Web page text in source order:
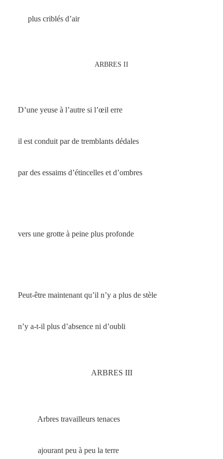
plus criblés d’air
ARBRES II
D’une yeuse à l’autre si l’œil erre
il est conduit par de tremblants dédales
par des essaims d’étincelles et d’ombres
vers une grotte à peine plus profonde
Peut-être maintenant qu’il n’y a plus de stèle
n’y a-t-il plus d’absence ni d’oubli
ARBRES III
Arbres travailleurs tenaces
ajourant peu à peu la terre